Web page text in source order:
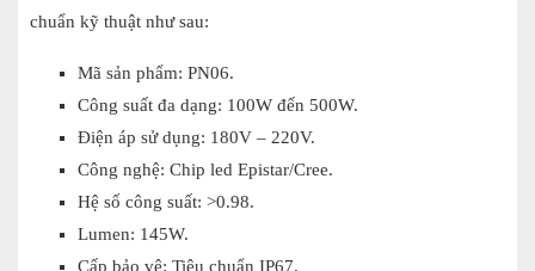
chuẩn kỹ thuật như sau:
Mã sản phẩm: PN06.
Công suất đa dạng: 100W đến 500W.
Điện áp sử dụng: 180V – 220V.
Công nghệ: Chip led Epistar/Cree.
Hệ số công suất: >0.98.
Lumen: 145W.
Cấp bảo vệ: Tiêu chuẩn IP67.